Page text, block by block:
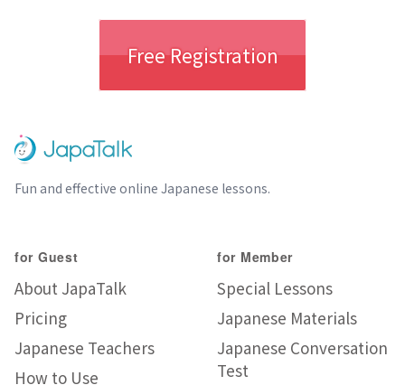
Free Registration
Fun and effective online Japanese lessons.
for Guest
About JapaTalk
Pricing
Japanese Teachers
How to Use
for Member
Special Lessons
Japanese Materials
Japanese Conversation
Test